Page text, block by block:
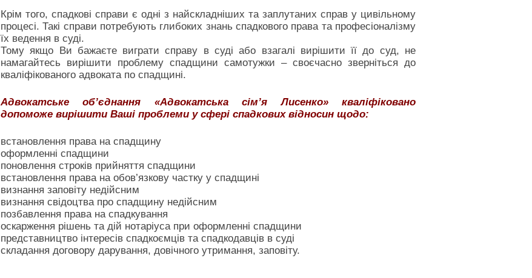
Крім того, спадкові справи є одні з найскладніших та заплутаних справ у цивільному
процесі. Такі справи потребують глибоких знань спадкового права та професіоналізму
їх ведення в суді.
Тому якщо Ви бажаєте виграти справу в суді або взагалі вирішити її до суд, не
намагайтесь вирішити проблему спадщини самотужки – своєчасно зверніться до
кваліфікованого адвоката по спадщині.
Адвокатське об’єднання «Адвокатська сім’я Лисенко» кваліфіковано
допоможе вирішити Ваші проблеми у сфері спадкових відносин щодо:
встановлення права на спадщину
оформленні спадщини
поновлення строків прийняття спадщини
встановлення права на обов’язкову частку у спадщині
визнання заповіту недійсним
визнання свідоцтва про спадщину недійсним
позбавлення права на спадкування
оскарження рішень та дій нотаріуса при оформленні спадщини
представництво інтересів спадкоємців та спадкодавців в суді
складання договору дарування, довічного утримання, заповіту.